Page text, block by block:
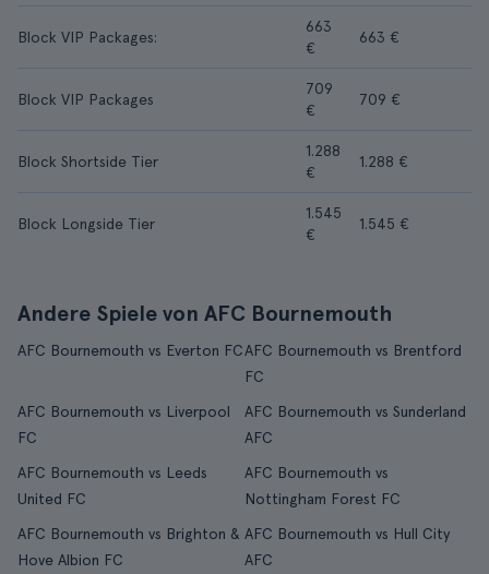
Block VIP Packages:
663
€
663 €
Block VIP Packages
709
€
709 €
Block Shortside Tier
1.288
€
1.288 €
Block Longside Tier
1.545
€
1.545 €
Andere Spiele von AFC Bournemouth
AFC Bournemouth vs Everton FCAFC Bournemouth vs Brentford
FC
AFC Bournemouth vs Liverpool
FC
AFC Bournemouth vs Sunderland
AFC
AFC Bournemouth vs Leeds
United FC
AFC Bournemouth vs
Nottingham Forest FC
AFC Bournemouth vs Brighton &
Hove Albion FC
AFC Bournemouth vs Hull City
AFC